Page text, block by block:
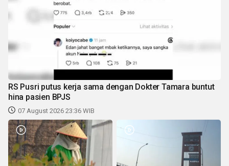
RS Pusri putus kerja sama dengan Dokter Tamara buntut
hina pasien BPJS
07 August 2026 23:36 WIB